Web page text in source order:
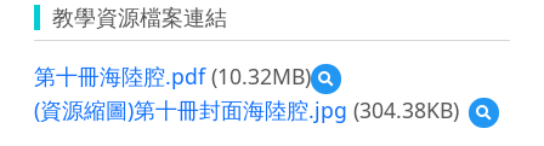
教學資源檔案連結
第十冊海陸腔.pdf(10.32MB)
預
覽
第
(資源縮圖)第十冊封面海陸腔.jpg (304.38KB)
預
覽